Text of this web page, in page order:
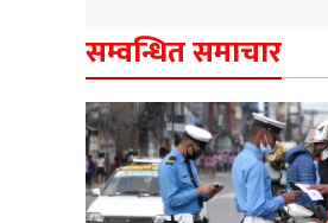
सम्वन्धित समाचार